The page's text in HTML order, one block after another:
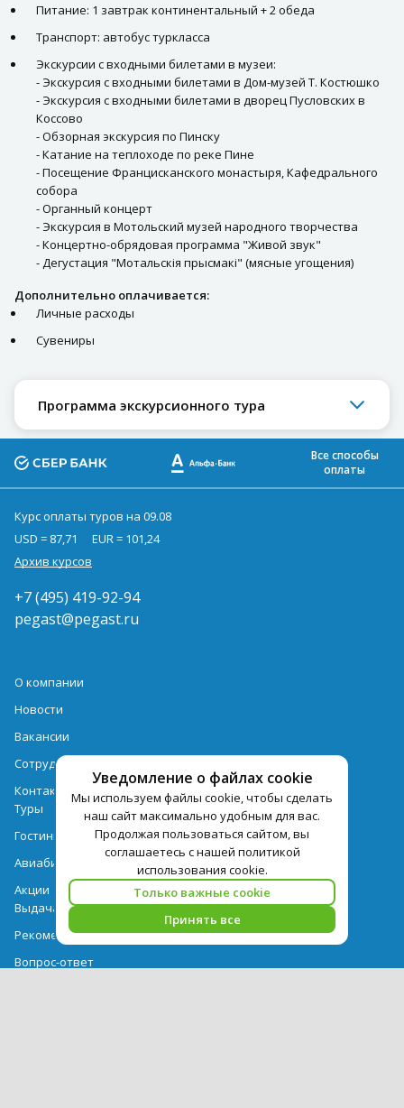
Питание: 1 завтрак континентальный + 2 обеда
Транспорт: автобус туркласса
Экскурсии с входными билетами в музеи:
- Экскурсия с входными билетами в Дом-музей Т. Костюшко
- Экскурсия с входными билетами в дворец Пусловских в
Коссово
- Обзорная экскурсия по Пинску
- Катание на теплоходе по реке Пине
- Посещение Францисканского монастыря, Кафедрального
собора
- Органный концерт
- Экскурсия в Мотольский музей народного творчества
- Концертно-обрядовая программа "Живой звук"
- Дегустация "Мотальскія прысмакі" (мясные угощения)
Дополнительно оплачивается:
Личные расходы
Сувениры
Программа экскурсионного тура
Уведомление о файлах cookie
Мы используем файлы cookie, чтобы сделать
наш сайт максимально удобным для вас.
Продолжая пользоваться сайтом, вы
соглашаетесь с нашей политикой
использования cookie.
Только важные cookie
Принять все
Все способы
оплаты
Курс оплаты туров на 09.08
USD = 87,71
EUR = 101,24
Архив курсов
+7 (495) 419-92-94
pegast@pegast.ru
О компании
Новости
Вакансии
Сотрудничество
Контактная информация
Туры
Гостиницы
Авиабилеты
Акции
Выдача документов
Рекомендации
Вопрос-ответ